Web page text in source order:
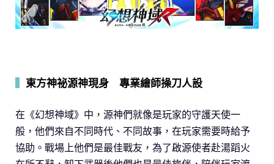
東方神祕源神現身 專業繪師操刀人設
在《幻想神域》中，源神們就像是玩家的守護天使一
般，他們來自不同時代、不同故事，在玩家需要時給予
協助。戰場上他們是最佳戰友，為了啟源使者赴湯蹈火